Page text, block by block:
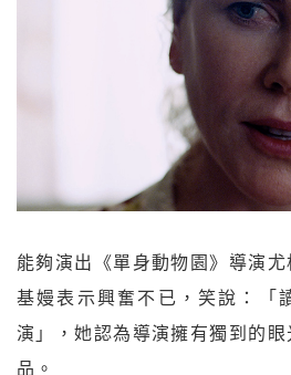
能夠演出《單身動物園》導演
基嫚表示興奮不已，笑說：「
演」，她認為導演擁有獨到的
品。